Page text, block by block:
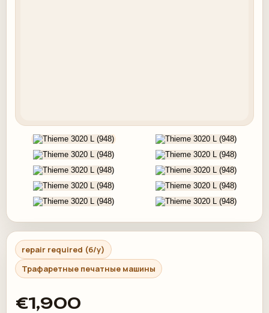
repair required (б/у)
Трафаретные печатные машины
€1,900